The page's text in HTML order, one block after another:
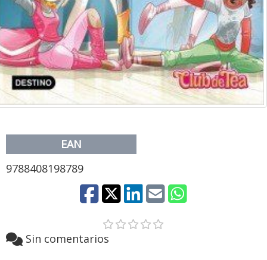
EAN
9788408198789
Sin comentarios